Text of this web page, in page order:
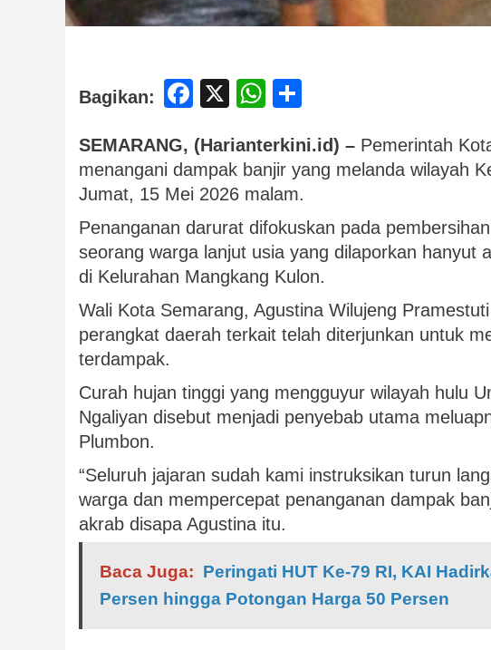
Bagikan: Facebook
X WhatsApp
SEMARANG, (Harianterkini.id) – Pemerintah
menangani dampak banjir yang melanda wilayah
Jumat, 15 Mei 2026 malam.
Penanganan darurat difokuskan pada
seorang warga lanjut usia yang dilaporkan hanyut
di Kelurahan Mangkang Kulon.
Wali Kota Semarang, Agustina Wilujeng
perangkat daerah terkait telah diterjunkan untuk
terdampak.
Curah hujan tinggi yang mengguyur wilayah hulu
Ngaliyan disebut menjadi penyebab utama
Plumbon.
“Seluruh jajaran sudah kami instruksikan turun
warga dan mempercepat penanganan dampak
akrab disapa Agustina itu.
Baca Juga: Peringati HUT Ke-79 RI, KAI
Persen hingga Potongan Harga 50 Persen